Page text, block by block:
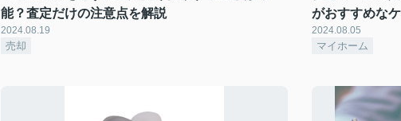
能？査定だけの注意点を解説
2024.08.19
売却
がおすすめな
2024.08.05
マイホーム